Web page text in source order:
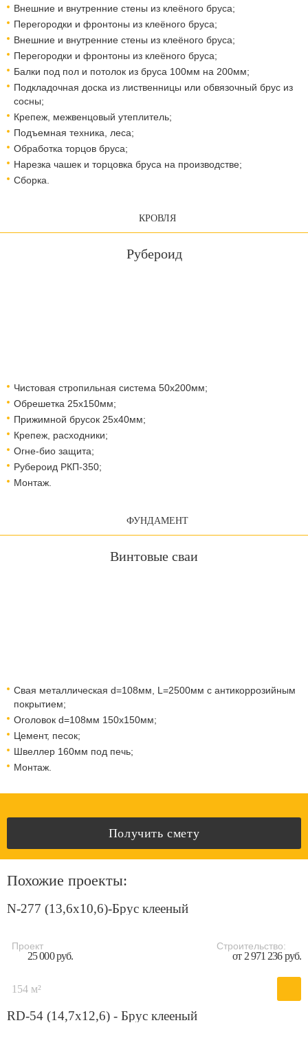
Внешние и внутренние стены из клеёного бруса;
Перегородки и фронтоны из клеёного бруса;
Внешние и внутренние стены из клеёного бруса;
Перегородки и фронтоны из клеёного бруса;
Балки под пол и потолок из бруса 100мм на 200мм;
Подкладочная доска из лиственницы или обвязочный брус из
сосны;
Крепеж, межвенцовый утеплитель;
Подъемная техника, леса;
Обработка торцов бруса;
Нарезка чашек и торцовка бруса на производстве;
Сборка.
КРОВЛЯ
Рубероид
Чистовая стропильная система 50х200мм;
Обрешетка 25х150мм;
Прижимной брусок 25х40мм;
Крепеж, расходники;
Огне-био защита;
Рубероид РКП-350;
Монтаж.
ФУНДАМЕНТ
Винтовые сваи
Свая металлическая d=108мм, L=2500мм с антикоррозийным
покрытием;
Оголовок d=108мм 150x150мм;
Цемент, песок;
Швеллер 160мм под печь;
Монтаж.
Получить смету
Похожие проекты:
N-277 (13,6x10,6)-Брус клееный
Проект
25 000 руб.
Строительство:
от 2 971 236 руб.
154 м²
RD-54 (14,7x12,6) - Брус клееный